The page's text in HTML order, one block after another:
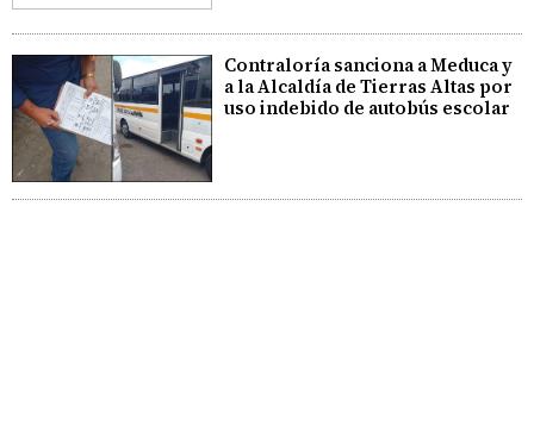
Contraloría sanciona a Meduca y
a la Alcaldía de Tierras Altas por
uso indebido de autobús escolar